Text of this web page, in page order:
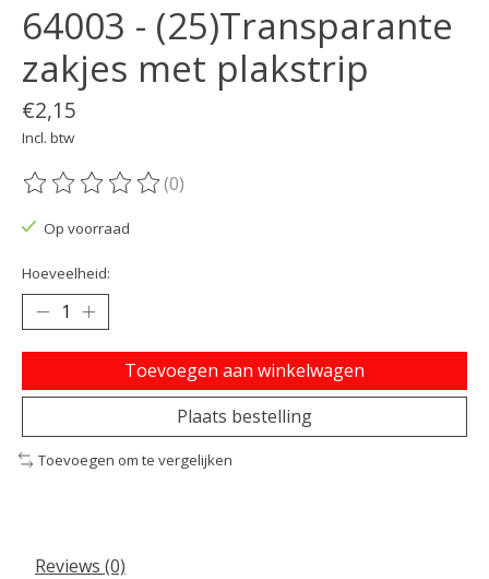
64003 - (25)Transparante
zakjes met plakstrip
€2,15
Incl. btw
De beoordeling van dit product is
(0)
Op voorraad
Hoeveelheid:
Toevoegen aan winkelwagen
Plaats bestelling
Toevoegen om te vergelijken
Reviews (0)